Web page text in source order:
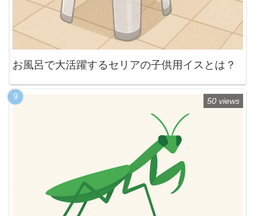
お風呂で大活躍するセリアの子供用イスとは？
50 views